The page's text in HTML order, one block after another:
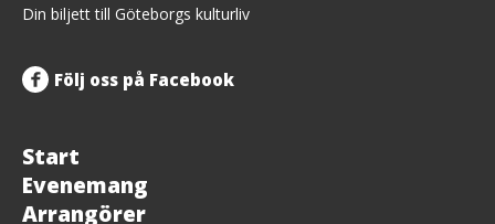
upp
Din biljett till Göteborgs kulturliv
Följ oss på Facebook
Start
Evenemang
Arrangörer